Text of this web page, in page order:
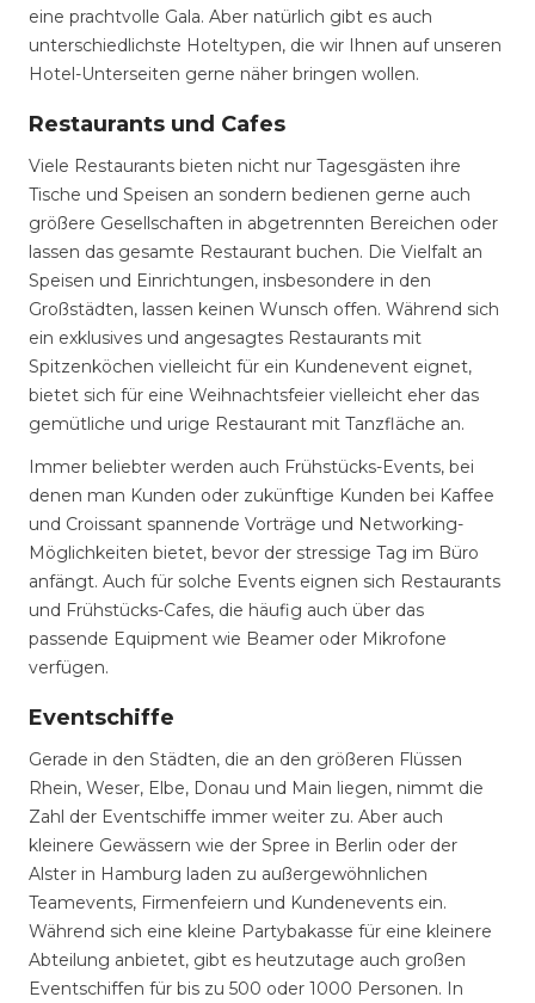
eine prachtvolle Gala. Aber natürlich gibt es auch
unterschiedlichste Hoteltypen, die wir Ihnen auf unseren
Hotel-Unterseiten gerne näher bringen wollen.
Restaurants und Cafes
Viele Restaurants bieten nicht nur Tagesgästen ihre
Tische und Speisen an sondern bedienen gerne auch
größere Gesellschaften in abgetrennten Bereichen oder
lassen das gesamte Restaurant buchen. Die Vielfalt an
Speisen und Einrichtungen, insbesondere in den
Großstädten, lassen keinen Wunsch offen. Während sich
ein exklusives und angesagtes Restaurants mit
Spitzenköchen vielleicht für ein Kundenevent eignet,
bietet sich für eine Weihnachtsfeier vielleicht eher das
gemütliche und urige Restaurant mit Tanzfläche an.
Immer beliebter werden auch Frühstücks-Events, bei
denen man Kunden oder zukünftige Kunden bei Kaffee
und Croissant spannende Vorträge und Networking-
Möglichkeiten bietet, bevor der stressige Tag im Büro
anfängt. Auch für solche Events eignen sich Restaurants
und Frühstücks-Cafes, die häufig auch über das
passende Equipment wie Beamer oder Mikrofone
verfügen.
Eventschiffe
Gerade in den Städten, die an den größeren Flüssen
Rhein, Weser, Elbe, Donau und Main liegen, nimmt die
Zahl der Eventschiffe immer weiter zu. Aber auch
kleinere Gewässern wie der Spree in Berlin oder der
Alster in Hamburg laden zu außergewöhnlichen
Teamevents, Firmenfeiern und Kundenevents ein.
Während sich eine kleine Partybakasse für eine kleinere
Abteilung anbietet, gibt es heutzutage auch großen
Eventschiffen für bis zu 500 oder 1000 Personen. In